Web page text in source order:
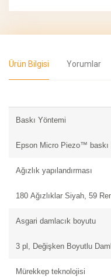
Ürün Bilgisi Yorumlar
Baskı Yöntemi
Epson Micro Piezo™ baskı
Ağızlık yapılandırması
180 Ağızlıklar Siyah, 59
Asgari damlacık boyutu
3 pl, Değişken Boyutlu
Mürekkep teknolojisi